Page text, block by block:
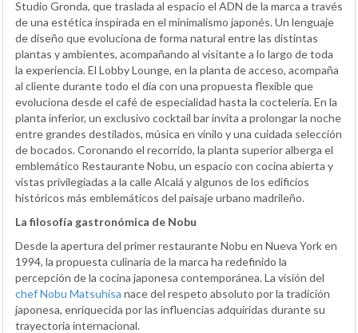
Studio Gronda, que traslada al espacio el ADN de la marca a través
de una estética inspirada en el minimalismo japonés. Un lenguaje
de diseño que evoluciona de forma natural entre las distintas
plantas y ambientes, acompañando al visitante a lo largo de toda
la experiencia. El Lobby Lounge, en la planta de acceso, acompaña
al cliente durante todo el día con una propuesta flexible que
evoluciona desde el café de especialidad hasta la coctelería. En la
planta inferior, un exclusivo cocktail bar invita a prolongar la noche
entre grandes destilados, música en vinilo y una cuidada selección
de bocados. Coronando el recorrido, la planta superior alberga el
emblemático Restaurante Nobu, un espacio con cocina abierta y
vistas privilegiadas a la calle Alcalá y algunos de los edificios
históricos más emblemáticos del paisaje urbano madrileño.
La filosofía gastronómica de Nobu
Desde la apertura del primer restaurante Nobu en Nueva York en
1994, la propuesta culinaria de la marca ha redefinido la
percepción de la cocina japonesa contemporánea. La visión del
chef Nobu Matsuhisa nace del respeto absoluto por la tradición
japonesa, enriquecida por las influencias adquiridas durante su
trayectoria internacional.